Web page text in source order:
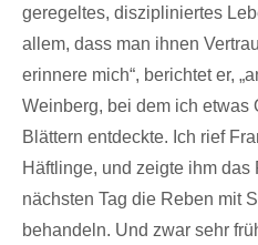
geregeltes, diszipliniertes
allem, dass man ihnen
erinnere mich“, berichtet er,
Weinberg, bei dem ich etwas
Blättern entdeckte. Ich rief
Häftlinge, und zeigte ihm das
nächsten Tag die Reben mit
behandeln. Und zwar sehr